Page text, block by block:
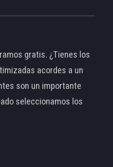
gratis. ¿Tienes los
acordes a un
son un importante
seleccionamos los